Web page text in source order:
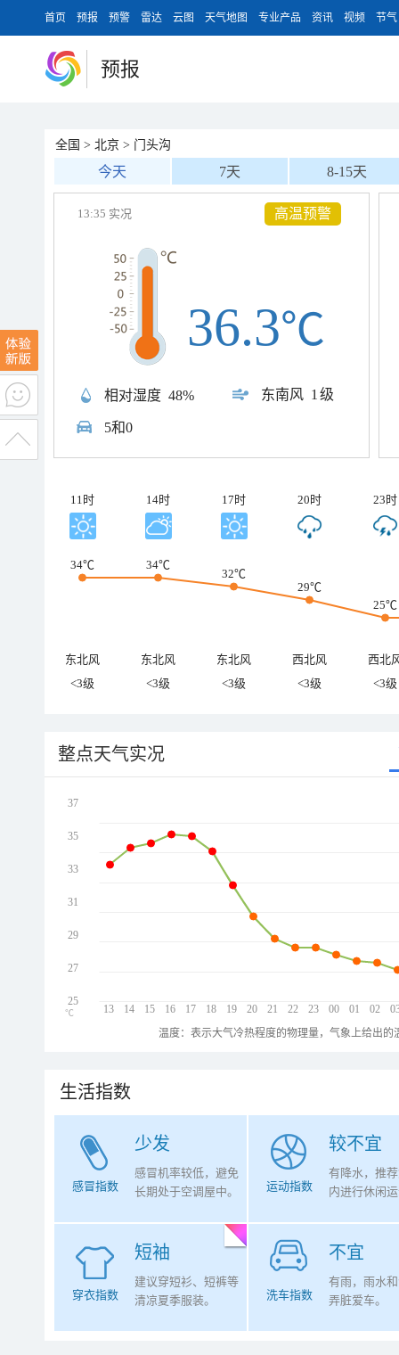
首页 预报 预警 雷达 云图 天气地图 专业产品 资讯 视频 节气
预报
全国 > 北京 > 门头沟
今天 7天 8-15天
13:35 实况
相对湿度 48% 东南风 1级
5和0
36.3℃
高温预警
11时 14时 17时 20时 23时
34℃ 34℃
32℃
29℃
25℃
东北风 东北风 东北风 西北风
西北
<3级
<3级 <3级 <3级 <3级
整点天气实况
13 14 15 16 17 18 19 20 21 22 23 00 01 02
37
35
33
31
29
27
25
℃
温度：表示大气冷热程度的物理量，气象上给出
生活指数
少发
感冒指数
感冒机率较低，避免
长期处于空调屋中。
较不宜
运动指数
有降水，推
内进行休闲
短袖
穿衣指数
建议穿短衫、短裤等
清凉夏季服装。
不宜
洗车指数
有雨，雨水
弄脏爱车。